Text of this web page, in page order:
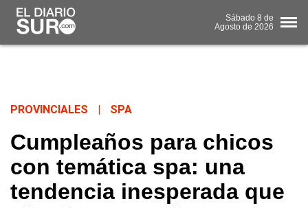
Sábado 8 de
Agosto de 2026
PROVINCIALES SPA
Cumpleaños para chicos
con temática spa: una
tendencia inesperada que